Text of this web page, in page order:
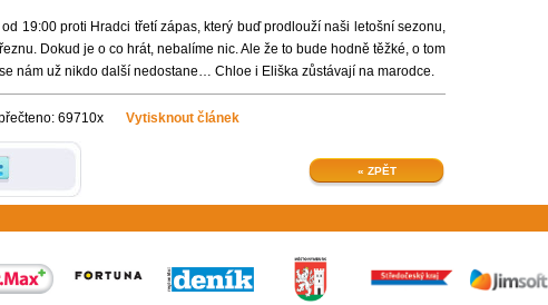
19:00 proti Hradci třetí zápas, který buď prodlouží naši letošní sezonu,
Dokud je o co hrát, nebalíme nic. Ale že to bude hodně těžké, o tom
nám už nikdo další nedostane… Chloe i Eliška zůstávají na marodce.
69710x Vytisknout článek
« ZPĚT